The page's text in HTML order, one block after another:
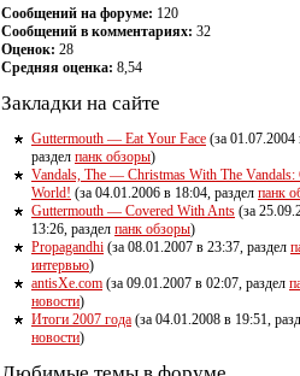
Сообщений на форуме: 120
Сообщений в комментариях: 32
Оценок: 28
Средняя оценка: 8,54
Закладки на сайте
Guttermouth — Eat Your Face (за 01.07.2004
раздел панк обзоры)
Vandals, The — Christmas With The Vandals:
World! (за 04.01.2006 в 18:04, раздел панк
Guttermouth — Covered With Ants (за
13:26, раздел панк обзоры)
Propagandhi (за 08.01.2007 в 23:37, раздел
интервью)
antisXe.com (за 09.01.2007 в 02:07, раздел
новости)
Итоги 2007 года (за 04.01.2008 в 19:51,
новости)